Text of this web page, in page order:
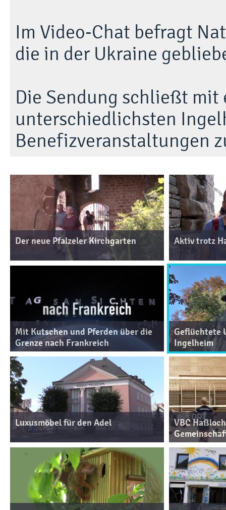
Im Video-Chat befragt
die in der Ukraine
Die Sendung schließt mit
unterschiedlichsten
Benefizveranstaltungen
Der neue Pfalzeler Kirchgarten Aktiv trotz
Mit Kutschen und Pferden über die
Grenze nach Frankreich
Geflüchtete
Ingelheim
Luxusmöbel für den Adel
VBC